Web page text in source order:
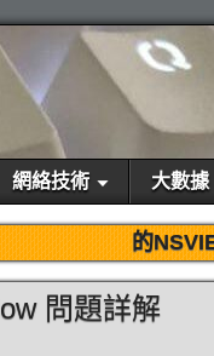
網絡技術 大數據
的
問題詳解